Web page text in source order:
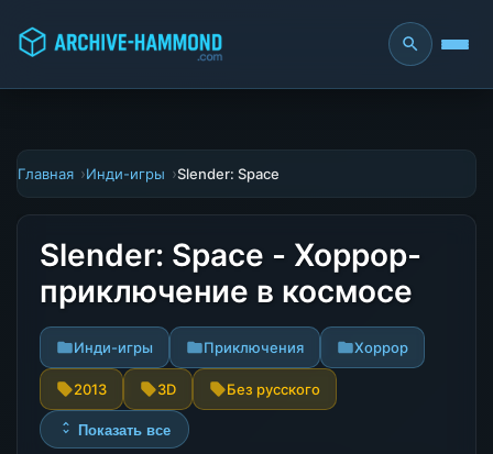
Главная Инди-игры Slender: Space
Slender: Space - Хоррор-
приключение в космосе
Инди-игры Приключения Хоррор
2013 3D Без русского
Показать все